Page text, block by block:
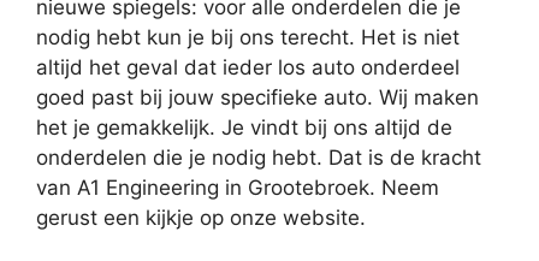
nieuwe spiegels: voor alle onderdelen die je
nodig hebt kun je bij ons terecht. Het is niet
altijd het geval dat ieder los auto onderdeel
goed past bij jouw specifieke auto. Wij maken
het je gemakkelijk. Je vindt bij ons altijd de
onderdelen die je nodig hebt. Dat is de kracht
van A1 Engineering in Grootebroek. Neem
gerust een kijkje op onze website.